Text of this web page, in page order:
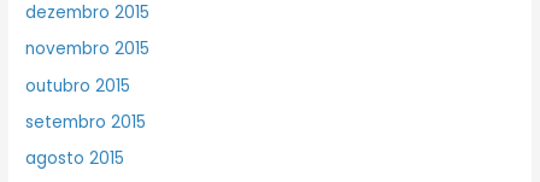
dezembro 2015
novembro 2015
outubro 2015
setembro 2015
agosto 2015